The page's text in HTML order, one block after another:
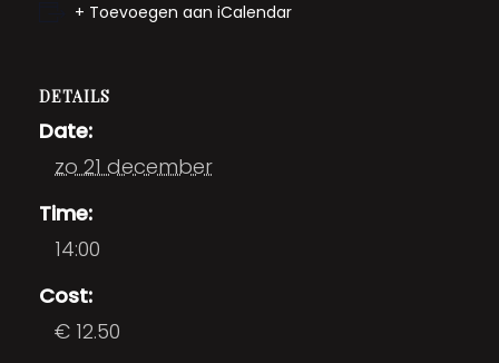
+ Toevoegen aan iCalendar
DETAILS
Date:
zo 21 december
Time:
14:00
Cost:
€ 12.50